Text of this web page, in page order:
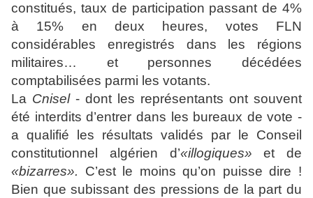
constitués, taux de participation passant de 4%
à 15% en deux heures, votes FLN
considérables enregistrés dans les régions
militaires… et personnes décédées
comptabilisées parmi les votants.
La Cnisel- dont les représentants ont souvent
été interdits d’entrer dans les bureaux de vote -
a qualifié les résultats validés par le Conseil
constitutionnel algérien d’«illogiques» et de
«bizarres». C’est le moins qu’on puisse dire !
Bien que subissant des pressions de la part du